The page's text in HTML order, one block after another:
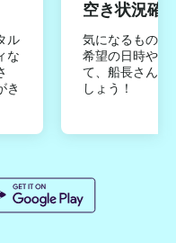
ル
な
き
空き状況確
気になるものは
希望の日時やご
て、船長さんか
しょう！